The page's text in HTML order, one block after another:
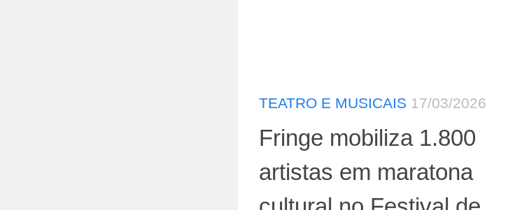
TEATRO E MUSICAIS 17/03/2026
Fringe mobiliza 1.800
artistas em maratona